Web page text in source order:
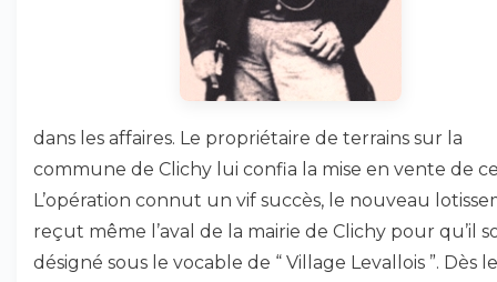
dans les affaires. Le propriétaire de terrains sur la
commune de Clichy lui confia la mise en vente de
L’opération connut un vif succès, le nouveau
reçut même l’aval de la mairie de Clichy pour qu’il
désigné sous le vocable de “ Village Levallois ”. Dès